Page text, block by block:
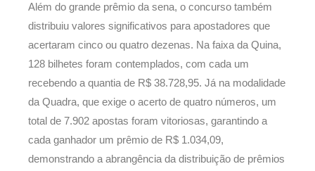
Além do grande prêmio da sena, o concurso também
distribuiu valores significativos para apostadores que
acertaram cinco ou quatro dezenas. Na faixa da Quina,
128 bilhetes foram contemplados, com cada um
recebendo a quantia de R$ 38.728,95. Já na modalidade
da Quadra, que exige o acerto de quatro números, um
total de 7.902 apostas foram vitoriosas, garantindo a
cada ganhador um prêmio de R$ 1.034,09,
demonstrando a abrangência da distribuição de prêmios